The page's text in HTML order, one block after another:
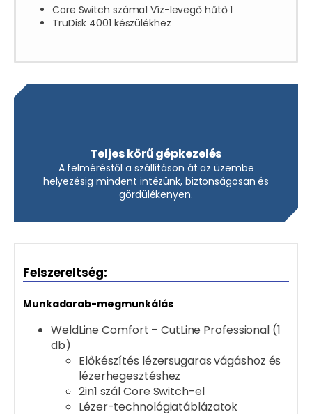
Core Switch száma1 Víz-levegő hűtő 1
TruDisk 4001 készülékhez
Teljes körű gépkezelés
A felméréstől a szállításon át az üzembe
helyezésig mindent intézünk, biztonságosan és
gördülékenyen.
Felszereltség:
Munkadarab-megmunkálás
WeldLine Comfort – CutLine Professional (1
db)
Előkészítés lézersugaras vágáshoz és
lézerhegesztéshez
2in1 szál Core Switch-el
Lézer-technológiatáblázatok